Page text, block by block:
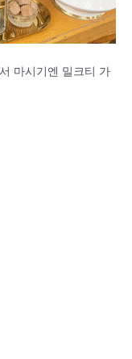
마시기엔 밀크티 가